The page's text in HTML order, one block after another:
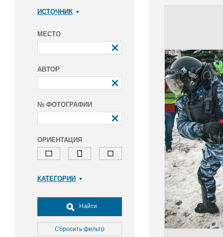
ИСТОЧНИК
МЕСТО
АВТОР
№ ФОТОГРАФИИ
ОРИЕНТАЦИЯ
КАТЕГОРИИ
Досуг, туризм и отдых
Культура
Медицина
Найти
Сбросить фильтр